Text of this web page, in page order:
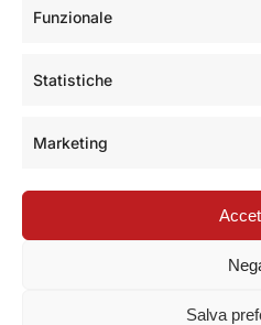
Funzionale
Statistiche
Marketing
Salva